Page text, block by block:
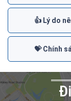
👍 Lý do
💝 Chính